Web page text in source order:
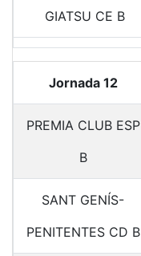
GIATSU CE B
Jornada 12
PREMIA CLUB ESP
B
SANT GENÍS-
PENITENTES CD B